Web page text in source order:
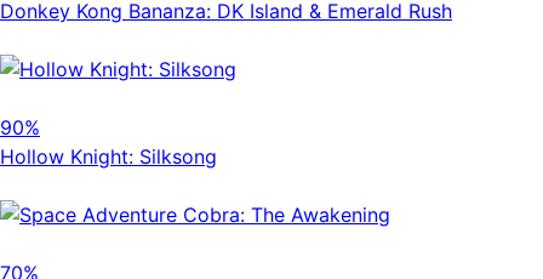
Donkey Kong Bananza: DK Island & Emerald Rush
90%
Hollow Knight: Silksong
70%